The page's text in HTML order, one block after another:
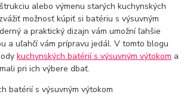
alebo výmenu starých kuchynských
možnosť kúpiť si batériu s výsuvným
a praktický dizajn vám umožní ľahšie
a uľahčí vám prípravu jedál. V tomto blogu
kuchynských batérií s výsuvným výtokom a
pri ich výbere dbať.
batérií s výsuvným výtokom